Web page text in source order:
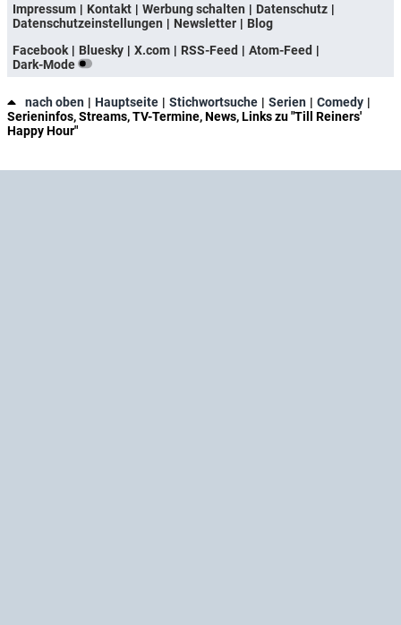
Impressum
Kontakt Werbung schalten
Datenschutz
Datenschutzeinstellungen
Newsletter
Blog
Facebook
Bluesky X.com RSS-Feed
Atom-Feed
Dark-Mode
nach oben Hauptseite Stichwortsuche Serien
Comedy
Serieninfos, Streams, TV-Termine, News, Links zu "Till Reiners'
Happy Hour"